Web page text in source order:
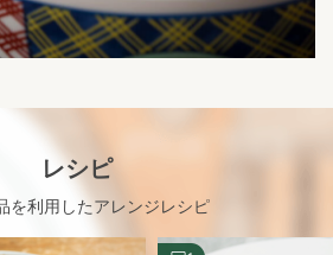
レシピ
を利用したアレンジレシピ